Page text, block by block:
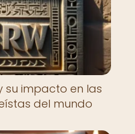
su impacto en las
del mundo